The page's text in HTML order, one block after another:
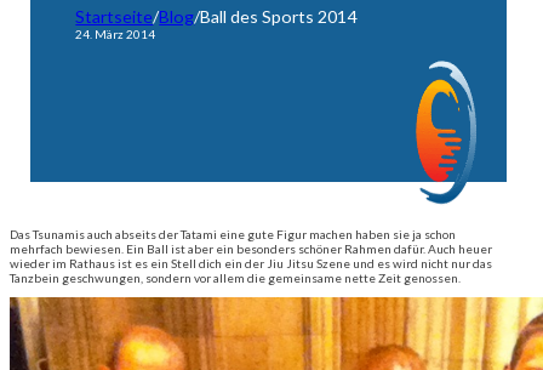
Startseite/Blog/Ball des Sports 2014
24. März 2014
Das Tsunamis auch abseits der Tatami eine gute Figur machen haben sie ja schon
mehrfach bewiesen. Ein Ball ist aber ein besonders schöner Rahmen dafür. Auch heuer
wieder im Rathaus ist es ein Stell dich ein der Jiu Jitsu Szene und es wird nicht nur das
Tanzbein geschwungen, sondern vor allem die gemeinsame nette Zeit genossen.